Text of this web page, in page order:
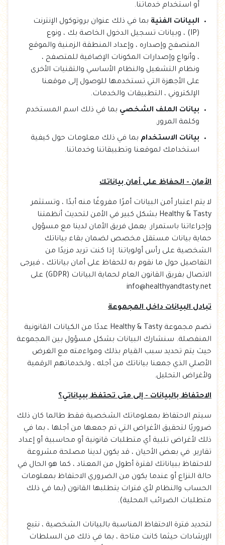
أو استخدام خدماتنا.
البيانات الفنية بما في ذلك عنوان بروتوكول الإنترنت
(IP) ، وبيانات تسجيل الدخول الخاصة بك ، ونوع
المتصفح وإصداره ، وإعداد المنطقة الزمنية والموقع
، وأنواع وإصدارات المكونات الإضافية للمتصفح ،
ونظام التشغيل والنظام الأساسي والتقنيات الأخرى
على الأجهزة التي تستخدمها للوصول إلى موقعنا
الإلكتروني ، التطبيقات والخدمات.
بيانات الملف الشخصي بما في ذلك اسم المستخدم
وكلمة المرور.
بيانات الاستخدام بما في ذلك معلومات حول كيفية
استخدامك لموقعنا وتطبيقاتنا وخدماتنا.
الأمان - الحفاظ على أمان بياناتك
لا يتم اعتبار أمن البيانات أمرًا مفروغًا منه أبدًا ، وتستثمر
Healthy & Tasty بشكل كبير في الأمن لتحديث أنظمتنا
وإجراءاتنا باستمرار. يعمل فريق الأمان لدينا مع مسؤول
حماية بيانات مستقل مخصص لضمان بقاء بياناتك
الشخصية على رأس أولوياتنا. إذا كنت تريد مزيدًا من
التفاصيل حول ما نقوم به للحفاظ على أمان بياناتك ، فيرجى
الاتصال بفريق القانون العام لحماية البيانات (GDPR) على
info@healthyandtasty.net
تبادل البيانات داخل المجموعة
تضم مجموعة Healthy & Tasty عددًا من الكيانات القانونية
المنفصلة. سنشارك البيانات بشكل مسؤول بين المجموعة
حيث يتم تحديد سبب القيام بذلك ومواءمته مع الغرض
الأصلي الذي جمعنا بياناتك من أجله ، ولخدماتهم الرقمية
ولأغراض التحليل.
الاحتفاظ بالبيانات - إلى متى تحتفظ ببياناتي؟
سيتم الاحتفاظ بمعلوماتك الشخصية فقط طالما كان ذلك
ضروريًا لتحقيق الأغراض التي تم جمعها من أجلها ، بما في
ذلك لأغراض تلبية أي متطلبات قانونية أو محاسبية أو إعداد
تقارير. في بعض الأحيان ، قد يكون لدينا مصلحة مشروعة
للاحتفاظ ببياناتك لفترة أطول من المعتاد ، كما هو الحال في
حالة النزاع أو عندما يكون من الضروري الاحتفاظ بمعلومات
الحساب والنظام لأي فترات يتطلبها القانون (بما في ذلك
متطلبات الضرائب المحلية).
لتحديد فترة الاحتفاظ المناسبة بالبيانات الشخصية ، نتبع
الإرشادات حيثما كانت متاحة ، بما في ذلك من السلطات